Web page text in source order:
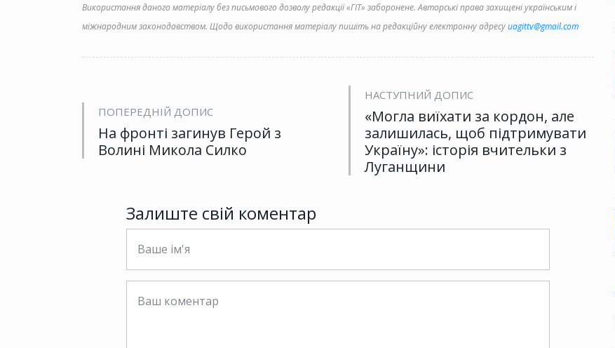
Використання даного матеріалу без письмового дозволу редакції «ГІТ» заборонене. Авторські права захищені українським і
міжнародним законодавством. Щодо використання матеріалу пишіть на редакційну електронну адресуuagittv@gmail.com
ПОПЕРЕДНІЙ ДОПИС
На фронті загинув Герой з
Волині Микола Силко
НАСТУПНИЙ ДОПИС
«Могла виїхати за кордон, але
залишилась, щоб підтримувати
Україну»: історія вчительки з
Луганщини
Залиште свій коментар